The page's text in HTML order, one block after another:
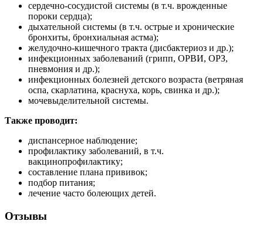
сердечно-сосудистой системы (в т.ч. врожденные
пороки сердца);
дыхательной системы (в т.ч. острые и хронические
бронхиты, бронхиальная астма);
желудочно-кишечного тракта (дисбактериоз и др.);
инфекционных заболеваний (грипп, ОРВИ, ОРЗ,
пневмония и др.);
инфекционных болезней детского возраста (ветряная
оспа, скарлатина, краснуха, корь, свинка и др.);
мочевыделительной системы.
Также проводит:
диспансерное наблюдение;
профилактику заболеваний, в т.ч.
вакцинопрофилактику;
составление плана прививок;
подбор питания;
лечение часто болеющих детей.
Отзывы